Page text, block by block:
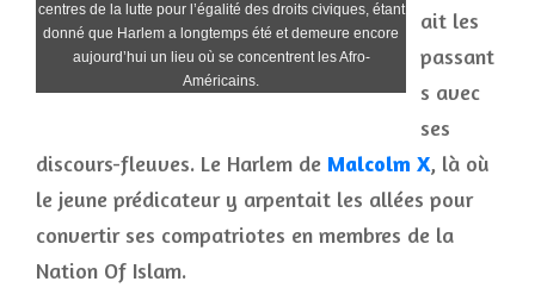
centres de la lutte pour l’égalité des droits civiques, étant
donné que Harlem a longtemps été et demeure encore
aujourd’hui un lieu où se concentrent les Afro-
Américains.
ait les
passant
s avec
ses
discours-fleuves. Le Harlem de Malcolm X, là où
le jeune prédicateur y arpentait les allées pour
convertir ses compatriotes en membres de la
Nation Of Islam.